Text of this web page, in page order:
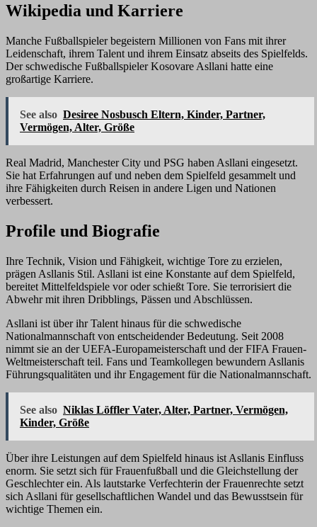
Wikipedia und Karriere
Manche Fußballspieler begeistern Millionen von Fans mit ihrer
Leidenschaft, ihrem Talent und ihrem Einsatz abseits des Spielfelds.
Der schwedische Fußballspieler Kosovare Asllani hatte eine
großartige Karriere.
See also Desiree Nosbusch Eltern, Kinder, Partner,
Vermögen, Alter, Größe
Real Madrid, Manchester City und PSG haben Asllani eingesetzt.
Sie hat Erfahrungen auf und neben dem Spielfeld gesammelt und
ihre Fähigkeiten durch Reisen in andere Ligen und Nationen
verbessert.
Profile und Biografie
Ihre Technik, Vision und Fähigkeit, wichtige Tore zu erzielen,
prägen Asllanis Stil. Asllani ist eine Konstante auf dem Spielfeld,
bereitet Mittelfeldspiele vor oder schießt Tore. Sie terrorisiert die
Abwehr mit ihren Dribblings, Pässen und Abschlüssen.
Asllani ist über ihr Talent hinaus für die schwedische
Nationalmannschaft von entscheidender Bedeutung. Seit 2008
nimmt sie an der UEFA-Europameisterschaft und der FIFA Frauen-
Weltmeisterschaft teil. Fans und Teamkollegen bewundern Asllanis
Führungsqualitäten und ihr Engagement für die Nationalmannschaft.
See also Niklas Löffler Vater, Alter, Partner, Vermögen,
Kinder, Größe
Über ihre Leistungen auf dem Spielfeld hinaus ist Asllanis Einfluss
enorm. Sie setzt sich für Frauenfußball und die Gleichstellung der
Geschlechter ein. Als lautstarke Verfechterin der Frauenrechte setzt
sich Asllani für gesellschaftlichen Wandel und das Bewusstsein für
wichtige Themen ein.